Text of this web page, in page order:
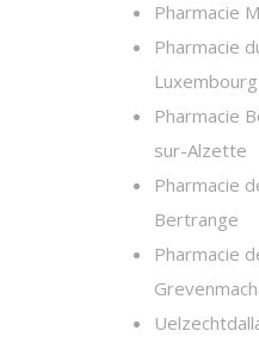
Pharmacie
Pharmacie
Luxembourg
Pharmacie
sur-Alzette
Pharmacie
Bertrange
Pharmacie